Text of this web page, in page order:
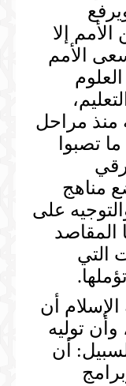
إلا
الأمم
منذ مراحل
تصبوا
مناهج
على
التي
أن
وأن توليه
أن